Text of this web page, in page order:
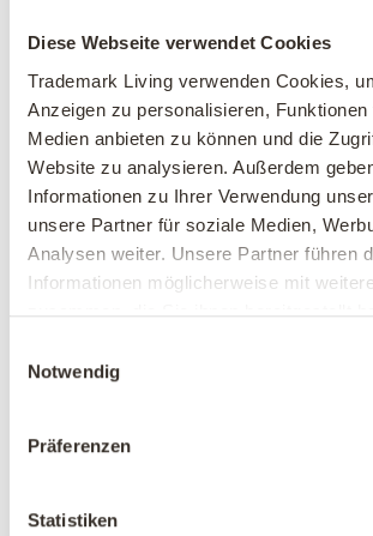
Diese Webseite verwendet Cookies
Trademark Living verwenden Cookies,
Anzeigen zu personalisieren,
Medien anbieten zu können und die
Website zu analysieren. Außerdem
Informationen zu Ihrer Verwendung
unsere Partner für soziale Medien,
Analysen weiter. Unsere Partner führen
Informationen möglicherweise mit
zusammen, die Sie ihnen bereitgestellt
haben.
Notwendig
Präferenzen
Statistiken
lens Auf Lager
SALE
Artikel
Nr.:
A1630
VE: 1 Stück
Farbe: Grün